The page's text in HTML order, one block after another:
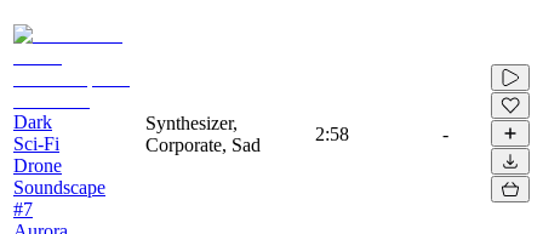
Dark
Sci-Fi
Drone
Soundscape
#7
Synthesizer,
Corporate, Sad
2:58 -